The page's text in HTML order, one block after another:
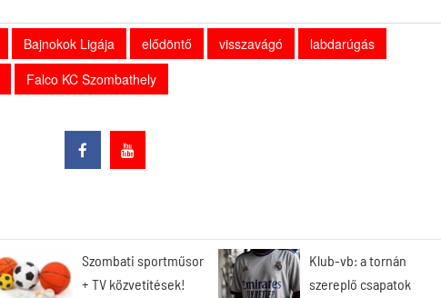
Bajnokok Ligája elődöntő visszavágó
labdarúgás
Falco KC Szombathely
Szombati sportműsor
+ TV közvetítések!
Klub-vb: a tornán
szereplő csapatok